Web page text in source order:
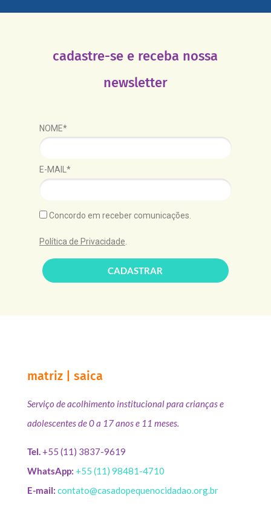
cadastre-se e receba nossa
newsletter
NOME*
E-MAIL*
Concordo em receber comunicações.
Política de Privacidade
CADASTRAR
matriz | saica
Serviço de acolhimento institucional para crianças e
adolescentes de 0 a 17 anos e 11 meses.
Tel.+55 (11) 3837-9619
WhatsApp: +55 (11) 98481-4710
E-mail: contato@casadopequenocidadao.org.br